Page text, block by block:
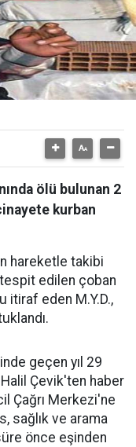
ölü bulunan 2
kurban
hareketle takibi
edilen çoban
itiraf eden M.Y.D.,
geçen yıl 29
Halil Çevik'ten haber
Çağrı Merkezi'ne
sağlık ve arama
önce eşinden